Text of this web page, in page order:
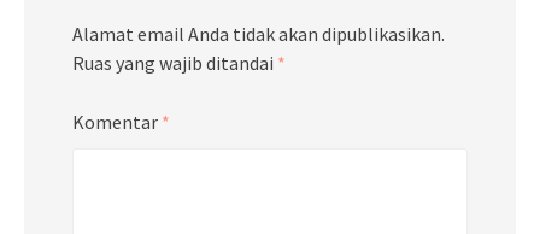
Alamat email Anda tidak akan dipublikasikan.
Ruas yang wajib ditandai *
Komentar *